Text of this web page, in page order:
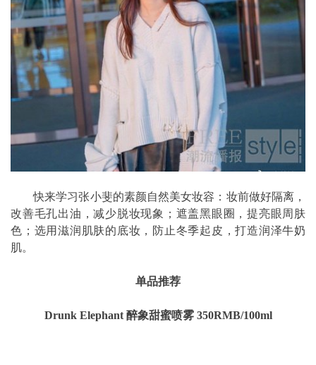
快来学习张小斐的素颜自然美女妆容：妆前做好隔离，
改善毛孔出油，减少脱妆现象；遮盖黑眼圈，提亮眼周肤
色；选用滋润肌肤的底妆，防止冬季起皮，打造润泽牛奶
肌。
单品推荐
Drunk Elephant 醉象甜蜜喷雾 350RMB/100ml